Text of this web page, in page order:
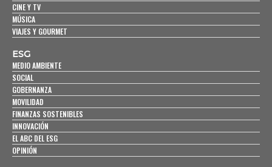
CINE Y TV
MÚSICA
VIAJES Y GOURMET
ESG
MEDIO AMBIENTE
SOCIAL
GOBERNANZA
MOVILIDAD
FINANZAS SOSTENIBLES
INNOVACIÓN
EL ABC DEL ESG
OPINIÓN